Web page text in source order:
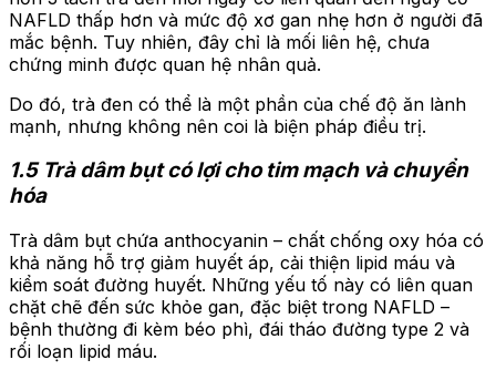
NAFLD thấp hơn và mức độ xơ gan nhẹ hơn ở người đã
mắc bệnh. Tuy nhiên, đây chỉ là mối liên hệ, chưa
chứng minh được quan hệ nhân quả.
Do đó, trà đen có thể là một phần của chế độ ăn lành
mạnh, nhưng không nên coi là biện pháp điều trị.
1.5 Trà dâm bụt có lợi cho tim mạch và chuyển
hóa
Trà dâm bụt chứa anthocyanin – chất chống oxy hóa có
khả năng hỗ trợ giảm huyết áp, cải thiện lipid máu và
kiểm soát đường huyết. Những yếu tố này có liên quan
chặt chẽ đến sức khỏe gan, đặc biệt trong NAFLD –
bệnh thường đi kèm béo phì, đái tháo đường type 2 và
rối loạn lipid máu.